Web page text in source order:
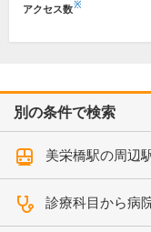
アクセス数※
別の条件で検索
美栄橋駅の周辺
診療科目から病